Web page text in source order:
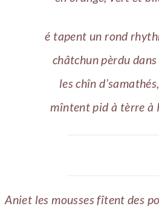
é tapent un rond
châtchun pèrdu
les chîn
mîntent pid à tèrre à
Aniet les mousses fîtent des